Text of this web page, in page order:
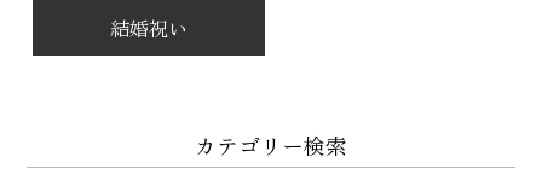
結婚祝い
カテゴリー検索